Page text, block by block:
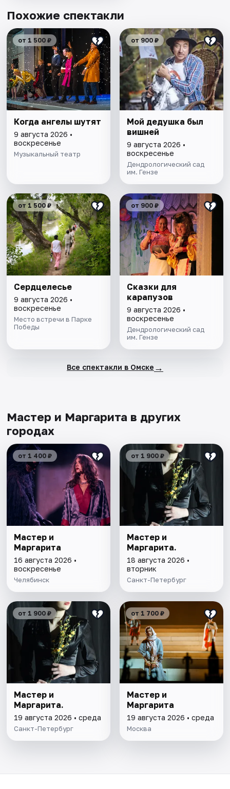
Похожие спектакли
от 1 500 ₽
Когда ангелы шутят
9 августа 2026 •
воскресенье
Музыкальный театр
от 900 ₽
Мой дедушка был
вишней
9 августа 2026 •
воскресенье
Дендрологический сад
им. Гензе
от 1 500 ₽
Сердцелесье
9 августа 2026 •
воскресенье
Место встречи в Парке
Победы
от 900 ₽
Сказки для
карапузов
9 августа 2026 •
воскресенье
Дендрологический сад
им. Гензе
Все спектакли в Омске →
Мастер и Маргарита в других
городах
от 1 400 ₽
Мастер и
Маргарита
16 августа 2026 •
воскресенье
Челябинск
от 1 900 ₽
Мастер и
Маргарита.
18 августа 2026 •
вторник
Санкт-Петербург
от 1 900 ₽
Мастер и
Маргарита.
19 августа 2026 • среда
Санкт-Петербург
от 1 700 ₽
Мастер и
Маргарита
19 августа 2026 • среда
Москва